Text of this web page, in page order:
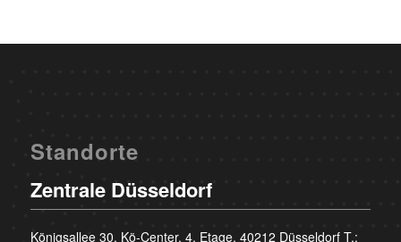
Standorte
Zentrale Düsseldorf
Königsallee 30, Kö-Center, 4. Etage, 40212 Düsseldorf T.: